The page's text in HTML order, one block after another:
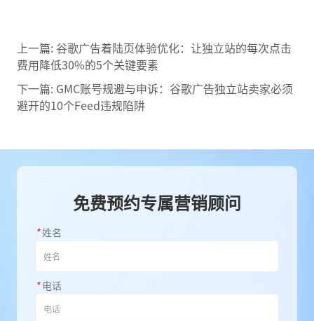
上一篇: 谷歌广告着陆页体验优化：让独立站的每次点击
费用降低30%的5个关键要素
下一篇: GMC账号规避与申诉：谷歌广告独立站卖家必须
避开的10个Feed违规陷阱
免费预约专属营销顾问
*姓名
*电话